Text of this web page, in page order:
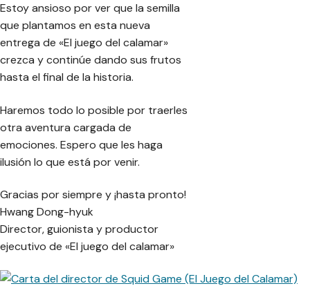
Estoy ansioso por ver que la semilla
que plantamos en esta nueva
entrega de «El juego del calamar»
crezca y continúe dando sus frutos
hasta el final de la historia.
Haremos todo lo posible por traerles
otra aventura cargada de
emociones. Espero que les haga
ilusión lo que está por venir.
Gracias por siempre y ¡hasta pronto!
Hwang Dong-hyuk
Director, guionista y productor
ejecutivo de «El juego del calamar»